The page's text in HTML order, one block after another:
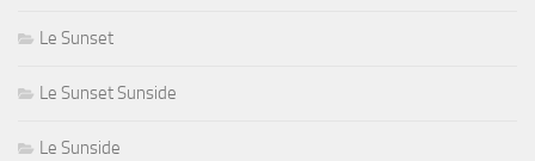
Le Sunset
Le Sunset Sunside
Le Sunside